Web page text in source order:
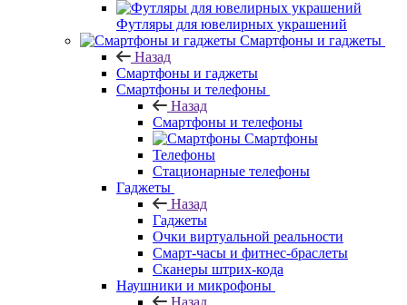
Футляры для ювелирных украшений
Смартфоны и гаджеты
Назад
Смартфоны и гаджеты
Смартфоны и телефоны
Назад
Смартфоны и телефоны
Смартфоны
Телефоны
Стационарные телефоны
Гаджеты
Назад
Гаджеты
Очки виртуальной реальности
Смарт-часы и фитнес-браслеты
Сканеры штрих-кода
Наушники и микрофоны
Назад